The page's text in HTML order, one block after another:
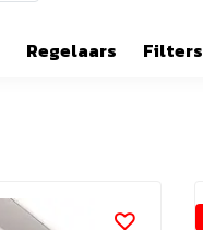
Regelaars Filters